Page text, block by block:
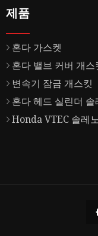
제품
혼다 가스켓
혼다 밸브 커버 개스
변속기 잠금 개스킷
혼다 헤드 실린더
Honda VTEC 솔레